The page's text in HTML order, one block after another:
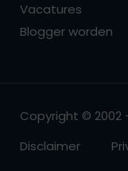
Vacatures
Blogger worden
Copyright © 2002
Disclaimer